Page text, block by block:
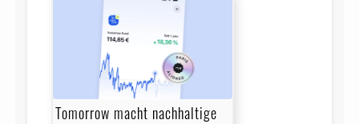
Tomorrow macht nachhaltige